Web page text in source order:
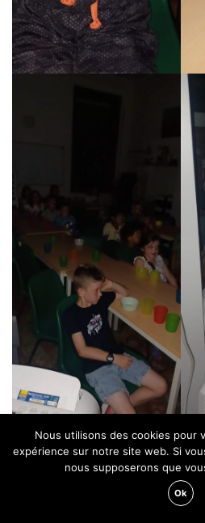
Nous utilisons des cookies pour
expérience sur notre site web. Si
nous supposerons que
Ok